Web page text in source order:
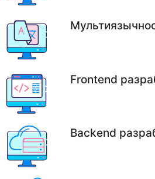
Frontend
Backend